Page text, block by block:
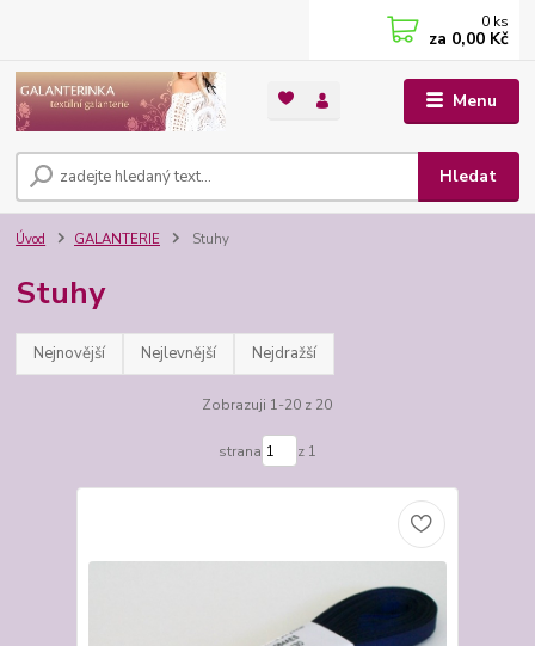
Menu
Hledat
0 ks
za 0,00 Kč
Úvod GALANTERIE Stuhy
Stuhy
Nejnovější Nejlevnější Nejdražší
Zobrazuji 1-20 z 20
strana z 1